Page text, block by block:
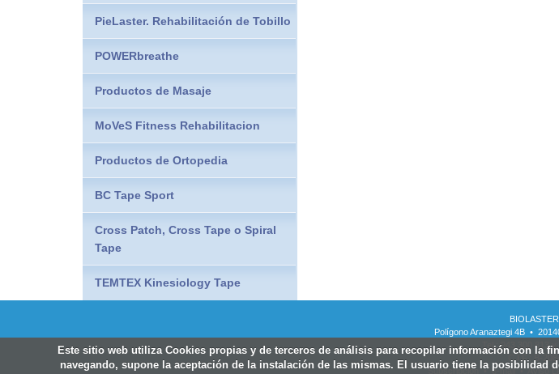
PieLaster. Rehabilitación de Tobillo
POWERbreathe
Productos de Masaje
MoVeS Fitness Rehabilitacion
Productos de Ortopedia
BC Tape Sport
Cross Patch, Cross Tape o Spiral
Tape
TEMTEX Kinesiology Tape
Polígono Aranaztegi 4B •
Tel.: 943 300 813 y
C.I.F.: B-
Subscripcion • e-mail•Aviso
Este sitio web utiliza Cookies propias y de terceros de análisis para recopilar información con la
navegando, supone la aceptación de la instalación de las mismas. El usuario tiene la